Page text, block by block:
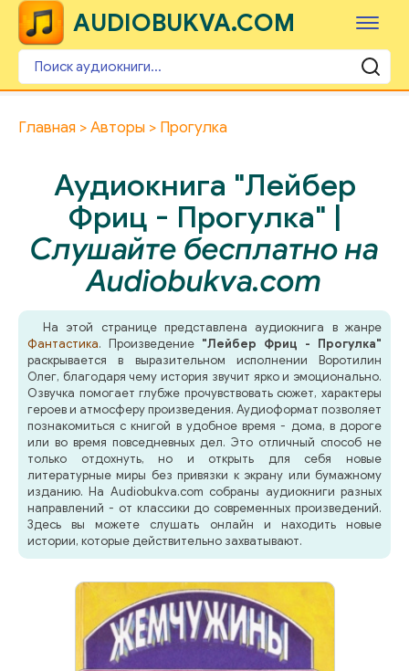
AUDIOBUKVA.COM
Главная Авторы Прогулка
Аудиокнига "Лейбер
Фриц - Прогулка" |
Слушайте бесплатно на
Audiobukva.com
На этой странице представлена аудиокнига в жанре
Фантастика. Произведение "Лейбер Фриц - Прогулка"
раскрывается в выразительном исполнении Воротилин
Олег, благодаря чему история звучит ярко и эмоционально.
Озвучка помогает глубже прочувствовать сюжет, характеры
героев и атмосферу произведения. Аудиоформат позволяет
познакомиться с книгой в удобное время - дома, в дороге
или во время повседневных дел. Это отличный способ не
только отдохнуть, но и открыть для себя новые
литературные миры без привязки к экрану или бумажному
изданию. На Audiobukva.com собраны аудиокниги разных
направлений - от классики до современных произведений.
Здесь вы можете слушать онлайн и находить новые
истории, которые действительно захватывают.